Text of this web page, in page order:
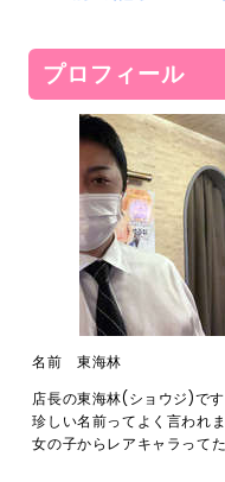
プロフィール
名前 東海林
店長の東海林(ショウジ)です
珍しい名前ってよく言われ
女の子からレアキャラって